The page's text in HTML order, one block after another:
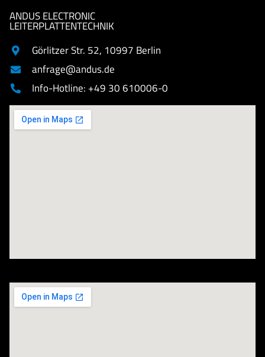
ANDUS ELECTRONIC
LEITERPLATTENTECHNIK
Görlitzer Str. 52, 10997 Berlin
anfrage@andus.de
Info-Hotline: +49 30 610006-0